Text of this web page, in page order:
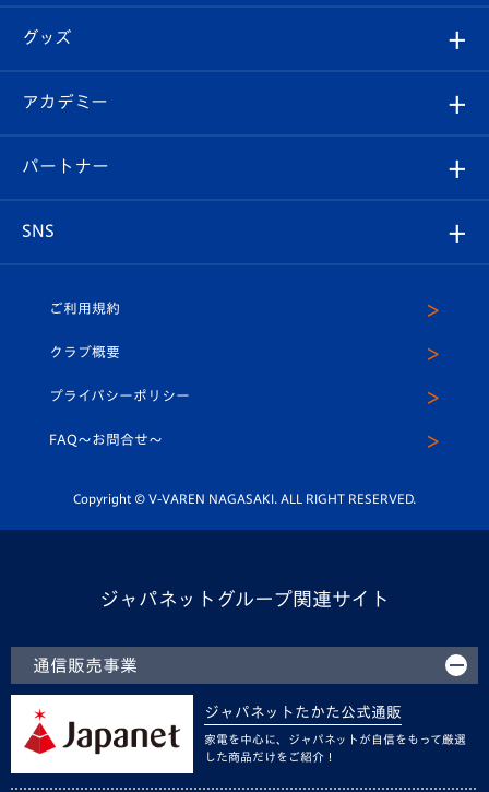
チケット
イベント
メディア
ホームタウン
スタッフプロフィール
マスコット紹介
平和祈念活動
ホームタウン活動
はじめての観戦ガイド
Revive Team
ヴィヴィくんの長崎おもてなしガイド
フォトギャラリー
スタジアムグルメ
チケット
V-LOVERS（ファンクラブ）
プレイヤーズスイート
グッズ
オンラインショップ
店舗情報
アカデミー
育成からのお知らせ
U-18
スクール
パートナー
SNS
ヴィヴィくんインスタグラム
公式LINE＠
ご利用規約
クラブ概要
プライバシーポリシー
FAQ〜お問合せ〜
Copyright © V-VAREN NAGASAKI. ALL RIGHT RESERVED.
ジャパネットグループ関連サイト
通信販売事業
ジャパネットたかた公式通販
家電を中心に、ジャパネットが自信をもって厳選
した商品だけをご紹介！